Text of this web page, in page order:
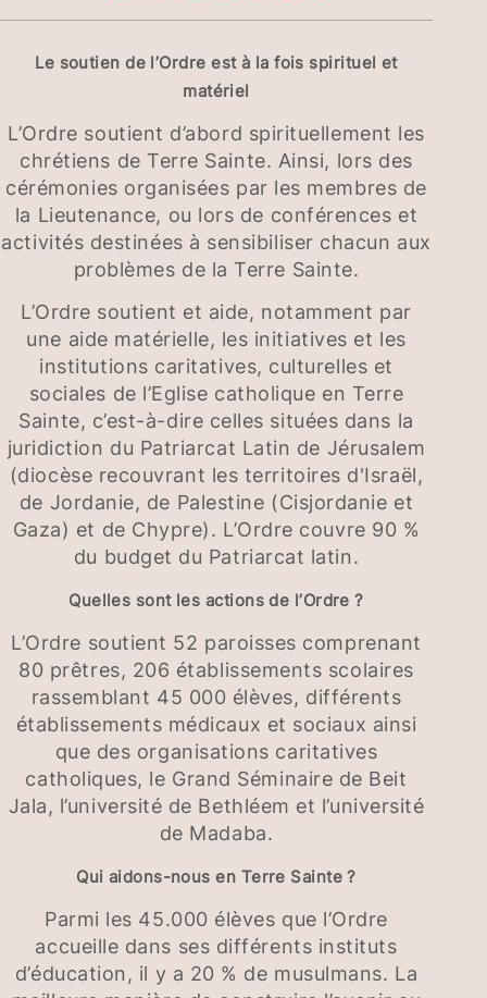
Le soutien de l’Ordre est à la fois spirituel et
matériel
L’Ordre soutient d’abord spirituellement les
chrétiens de Terre Sainte. Ainsi, lors des
cérémonies organisées par les membres de
la Lieutenance, ou lors de conférences et
activités destinées à sensibiliser chacun aux
problèmes de la Terre Sainte.
L’Ordre soutient et aide, notamment par
une aide matérielle, les initiatives et les
institutions caritatives, culturelles et
sociales de l’Eglise catholique en Terre
Sainte, c’est-à-dire celles situées dans la
juridiction du Patriarcat Latin de Jérusalem
(diocèse recouvrant les territoires d'Israël,
de Jordanie, de Palestine (Cisjordanie et
Gaza) et de Chypre). L’Ordre couvre 90 %
du budget du Patriarcat latin.
Quelles sont les actions de l’Ordre ?
L’Ordre soutient 52 paroisses comprenant
80 prêtres, 206 établissements scolaires
rassemblant 45 000 élèves, différents
établissements médicaux et sociaux ainsi
que des organisations caritatives
catholiques, le Grand Séminaire de Beit
Jala, l’université de Bethléem et l’université
de Madaba.
Qui aidons-nous en Terre Sainte ?
Parmi les 45.000 élèves que l’Ordre
accueille dans ses différents instituts
d’éducation, il y a 20 % de musulmans. La